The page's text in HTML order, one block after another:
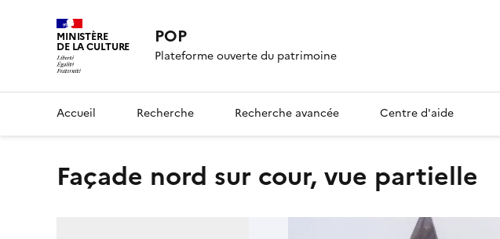
MINISTÈRE
DE LA CULTURE POP
Plateforme ouverte du patrimoine
Accueil Recherche Recherche avancée Centre d'aide
façade nord sur cour, vue partielle